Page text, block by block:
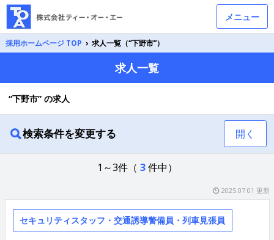
メニュー
採用ホームページ TOP › 求人一覧（“下野市”）
求人一覧
“下野市” の求人
検索条件を変更する 開く
1～3件（ 3 件中）
2025.07.01 更新
セキュリティスタッフ・交通誘導警備員・列車見張員